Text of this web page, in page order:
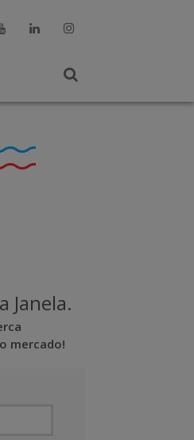
Janela.
mercado!